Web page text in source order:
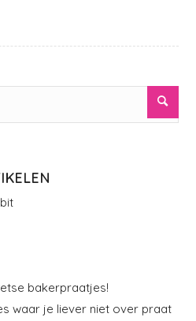
bakerpraatjes!
waar je liever niet over praat